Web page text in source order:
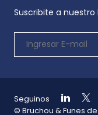
Suscribite a nuestro
© Bruchou & Funes de
Seguinos